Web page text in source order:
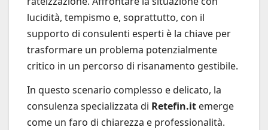
lucidità, tempismo e, soprattutto, con il
supporto di consulenti esperti è la chiave per
trasformare un problema potenzialmente
critico in un percorso di risanamento gestibile.
In questo scenario complesso e delicato, la
consulenza specializzata di Retefin.it emerge
come un faro di chiarezza e professionalità.